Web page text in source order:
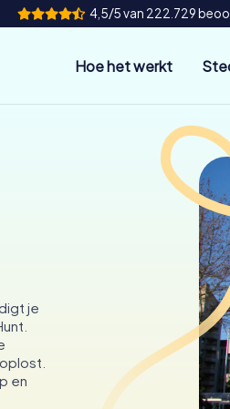
4,5/5 van 222.729
Hoe het werkt
je
en